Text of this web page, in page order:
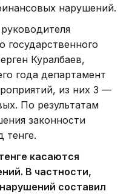
нарушений.
государственного
Куралбаев,
года департамент
из них 3 —
По результатам
законности
тенге.
касаются
В частности,
составил